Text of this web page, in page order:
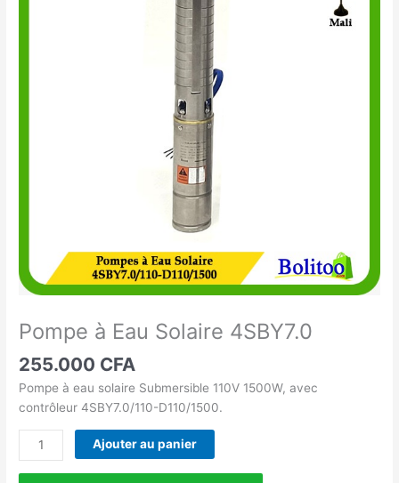
Pompe à Eau Solaire 4SBY7.0
255.000 CFA
Pompe à eau solaire Submersible 110V 1500W, avec
contrôleur 4SBY7.0/110-D110/1500.
Ajouter au panier